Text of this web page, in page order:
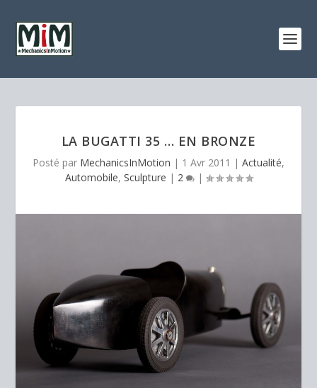
LA BUGATTI 35 … EN BRONZE
Posté par MechanicsInMotion | 1 Avr 2011 | Actualité,
Automobile, Sculpture | 2 |